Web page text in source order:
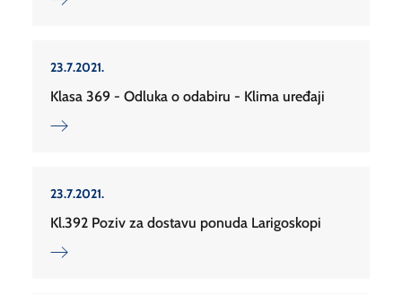
23.7.2021.
Klasa 369 - Odluka o odabiru - Klima uređaji
23.7.2021.
Kl.392 Poziv za dostavu ponuda Larigoskopi